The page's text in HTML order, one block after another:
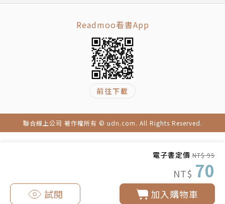
電子書定價 NT$ 95
NT$ 70
加入購物車
試閱
Readmoo看書App
前往下載
聯合線上公司 著作權所有 © udn.com. All Rights Reserved.